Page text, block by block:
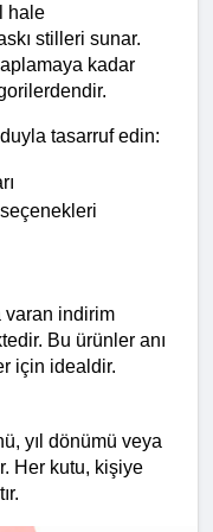
hale
stilleri sunar.
kadar
tasarruf edin:
varan indirim
Bu ürünler anı
için idealdir.
yıl dönümü veya
Her kutu, kişiye